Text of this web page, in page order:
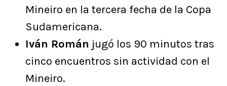
Mineiro en la tercera fecha de la Copa
Sudamericana.
Iván Román jugó los 90 minutos tras
cinco encuentros sin actividad con el
Mineiro.